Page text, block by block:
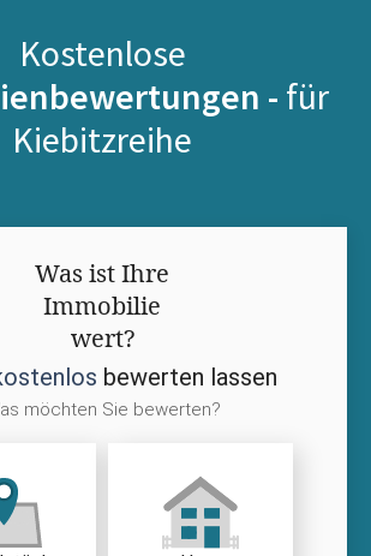
Kostenlose
- für
Kiebitzreihe
Was ist Ihre
Immobilie
wert?
bewerten lassen
möchten Sie bewerten?